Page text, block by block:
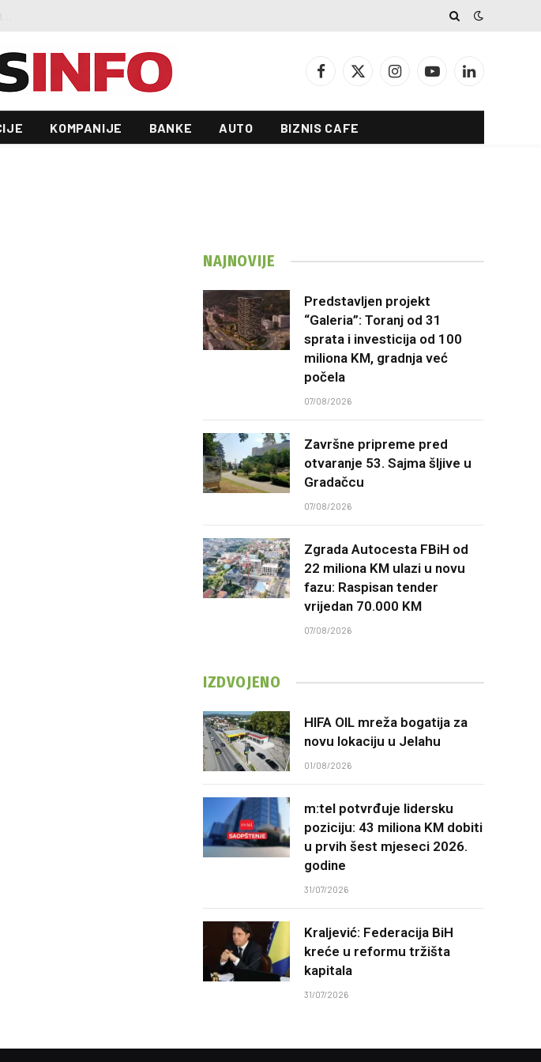
Facebook
X
InstagramYouTubeLinkedIn
KOMPANIJE BANKE AUTO BIZNIS CAFE
NAJNOVIJE
Predstavljen projekt
“Galeria”: Toranj od 31
sprata i investicija od 100
miliona KM, gradnja već
počela
07/08/2026
Završne pripreme pred
otvaranje 53. Sajma šljive u
Gradačcu
07/08/2026
Zgrada Autocesta FBiH od
22 miliona KM ulazi u novu
fazu: Raspisan tender
vrijedan 70.000 KM
07/08/2026
IZDVOJENO
HIFA OIL mreža bogatija za
novu lokaciju u Jelahu
01/08/2026
m:tel potvrđuje lidersku
poziciju: 43 miliona KM dobiti
u prvih šest mjeseci 2026.
godine
31/07/2026
Kraljević: Federacija BiH
kreće u reformu tržišta
kapitala
31/07/2026